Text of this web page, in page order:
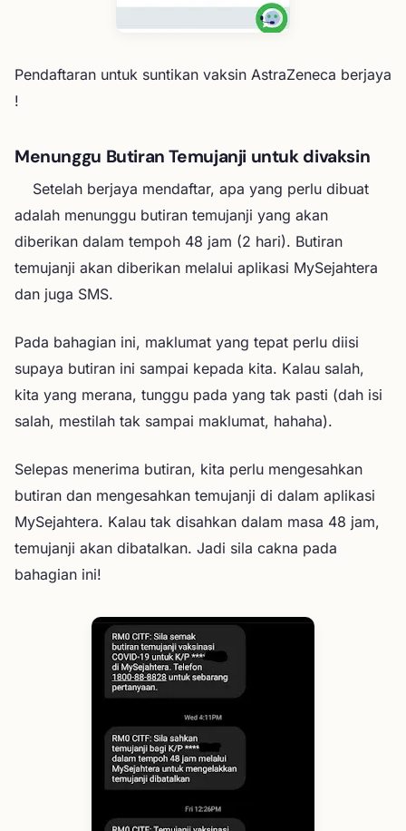
Pendaftaran untuk suntikan vaksin AstraZeneca berjaya
!
Menunggu Butiran Temujanji untuk divaksin
Setelah berjaya mendaftar, apa yang perlu dibuat
adalah menunggu butiran temujanji yang akan
diberikan dalam tempoh 48 jam (2 hari). Butiran
temujanji akan diberikan melalui aplikasi MySejahtera
dan juga SMS.
Pada bahagian ini, maklumat yang tepat perlu diisi
supaya butiran ini sampai kepada kita. Kalau salah,
kita yang merana, tunggu pada yang tak pasti (dah isi
salah, mestilah tak sampai maklumat, hahaha).
Selepas menerima butiran, kita perlu mengesahkan
butiran dan mengesahkan temujanji di dalam aplikasi
MySejahtera. Kalau tak disahkan dalam masa 48 jam,
temujanji akan dibatalkan. Jadi sila cakna pada
bahagian ini!